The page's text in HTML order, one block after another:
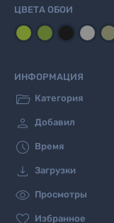
ЦВЕТА ОБОИ
ИНФОРМАЦИЯ
 Категория
 Добавил
 Время
 Загрузки
 Просмотры
Избранное